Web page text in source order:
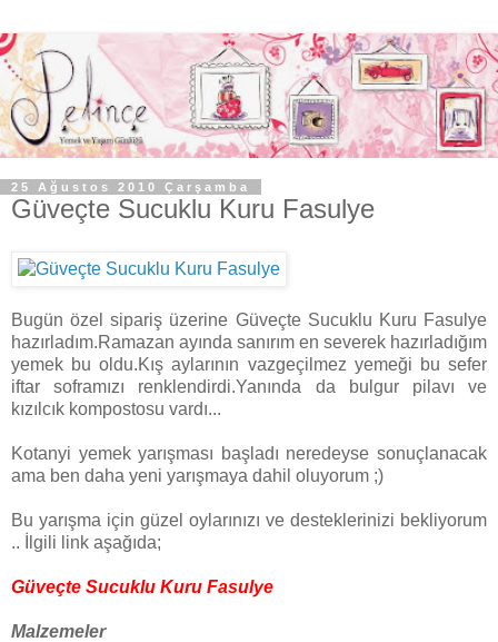
25 Ağustos 2010 Çarşamba
Güveçte Sucuklu Kuru Fasulye
Bugün özel sipariş üzerine Güveçte Sucuklu Kuru Fasulye
hazırladım.Ramazan ayında sanırım en severek hazırladığım
yemek bu oldu.Kış aylarının vazgeçilmez yemeği bu sefer
iftar soframızı renklendirdi.Yanında da bulgur pilavı ve
kızılcık kompostosu vardı...
Kotanyi yemek yarışması başladı neredeyse sonuçlanacak
ama ben daha yeni yarışmaya dahil oluyorum ;)
Bu yarışma için güzel oylarınızı ve desteklerinizi bekliyorum
.. İlgili link aşağıda;
Güveçte Sucuklu Kuru Fasulye
Malzemeler